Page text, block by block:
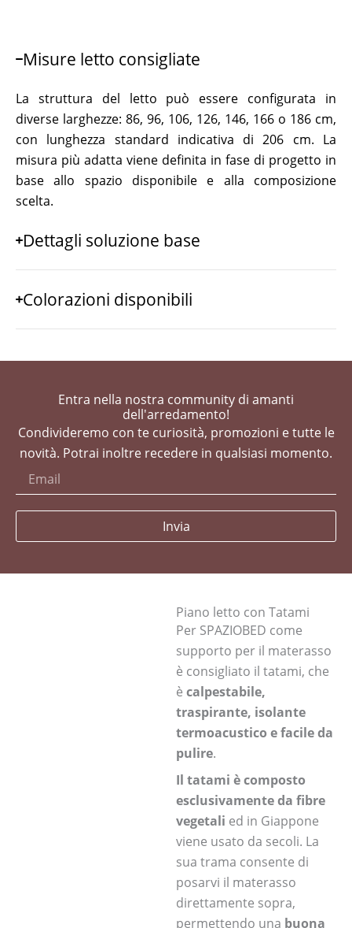
Misure letto consigliate
La struttura del letto può essere configurata in
diverse larghezze: 86, 96, 106, 126, 146, 166 o 186 cm,
con lunghezza standard indicativa di 206 cm. La
misura più adatta viene definita in fase di progetto in
base allo spazio disponibile e alla composizione
scelta.
Dettagli soluzione base
Colorazioni disponibili
Entra nella nostra community di amanti
dell'arredamento!
Condivideremo con te curiosità, promozioni e tutte le
novità. Potrai inoltre recedere in qualsiasi momento.
Invia
Piano letto con Tatami
Per SPAZIOBED come
supporto per il materasso
è consigliato il tatami, che
è calpestabile,
traspirante, isolante
termoacustico e facile da
pulire.
Il tatami è composto
esclusivamente da fibre
vegetali ed in Giappone
viene usato da secoli. La
sua trama consente di
posarvi il materasso
direttamente sopra,
permettendo una buona